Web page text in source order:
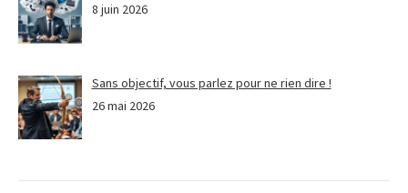
8 juin 2026
Sans objectif, vous parlez pour ne rien dire !
26 mai 2026